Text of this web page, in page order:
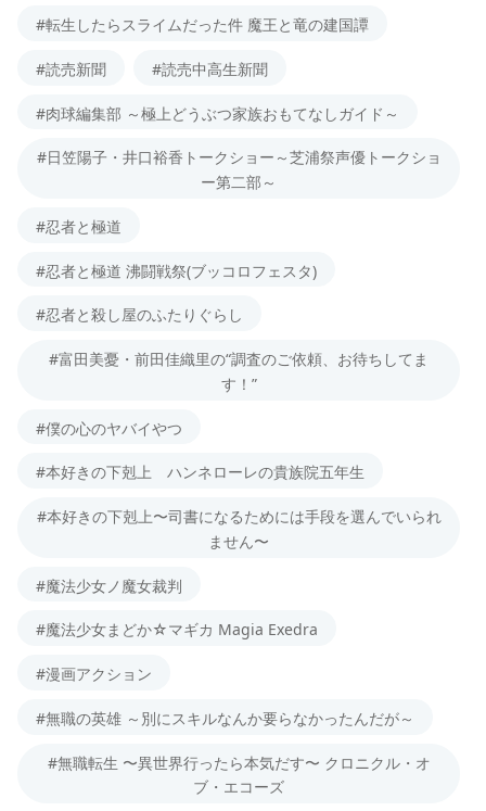
#転生したらスライムだった件 魔王と竜の建国譚
#読売新聞 #読売中高生新聞
#肉球編集部 ～極上どうぶつ家族おもてなしガイド～
#日笠陽子・井口裕香トークショー～芝浦祭声優トークショ
ー第二部～
#忍者と極道
#忍者と極道 沸闘戦祭(ブッコロフェスタ)
#忍者と殺し屋のふたりぐらし
#富田美憂・前田佳織里の“調査のご依頼、お待ちしてま
す！”
#僕の心のヤバイやつ
#本好きの下剋上 ハンネローレの貴族院五年生
#本好きの下剋上〜司書になるためには手段を選んでいられ
ません〜
#魔法少女ノ魔女裁判
#魔法少女まどか☆マギカ Magia Exedra
#漫画アクション
#無職の英雄 ～別にスキルなんか要らなかったんだが～
#無職転生 〜異世界行ったら本気だす〜 クロニクル・オ
ブ・エコーズ